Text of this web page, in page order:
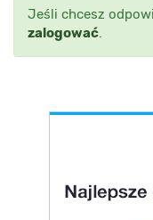
Jeśli chcesz
zalogować.